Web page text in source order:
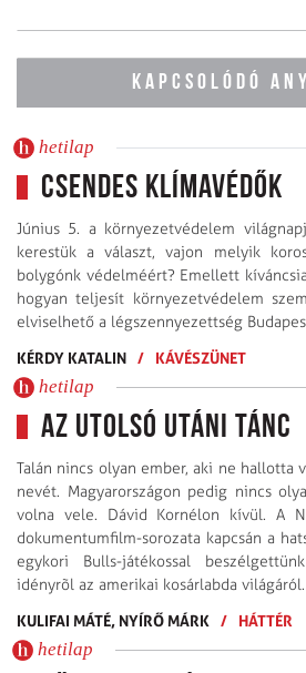
KAPCSOLÓDÓ
hetilap
Csendes klímavédők
Június 5. a környezetvédelem
kerestük a választ, vajon melyik
bolygónk védelméért? Emellett
hogyan teljesít környezetvédelem
elviselhető a légszennyezettség
KÉRDY KATALIN / KÁVÉSZÜNET
hetilap
Az utolsó utáni tánc
Talán nincs olyan ember, aki ne hallotta
nevét. Magyarországon pedig nincs
volna vele. Dávid Kornélon kívül. A
dokumen­tumfilm-sorozata kapcsán a
egykori Bulls-játékossal
idényrõl az amerikai kosárlabda világáról.
KULIFAI MÁTÉ, NYÍRŐ MÁRK / HÁTTÉR
hetilap